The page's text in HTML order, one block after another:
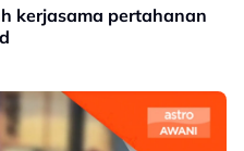
kerjasama pertahanan